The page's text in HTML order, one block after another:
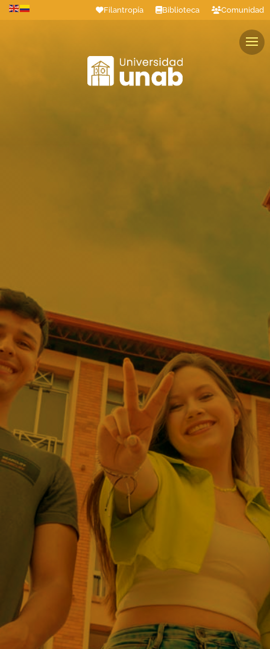
Filantropía Biblioteca Comunidad
Estudiantes Profesores Colaboradores Graduados